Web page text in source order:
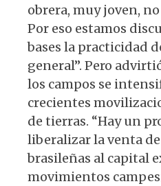
obrera, muy joven,
Por eso esta­mos
bases la practici­dad
general”. Pero
los campos se
crecientes
de tierras. “Hay un
liberalizar la venta
brasileñas al capital
movi­mientos